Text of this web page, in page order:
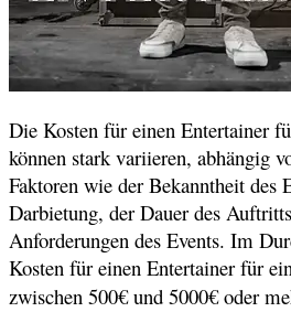
Die Kosten für einen Entertainer
können stark variieren, abhängig
Faktoren wie der Bekanntheit des
Darbietung, der Dauer des
Anforderungen des Events. Im
Kosten für einen Entertainer für
zwischen 500€ und 5000€ oder